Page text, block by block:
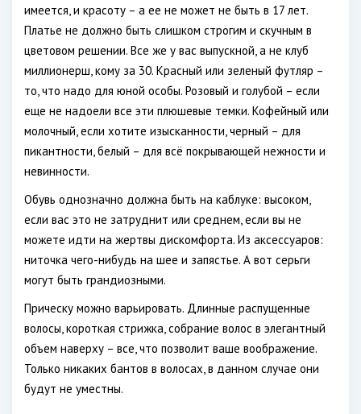
имеется, и красоту – а ее не может не быть в 17 лет.
Платье не должно быть слишком строгим и скучным в
цветовом решении. Все же у вас выпускной, а не клуб
миллионерш, кому за 30. Красный или зеленый футляр –
то, что надо для юной особы. Розовый и голубой – если
еще не надоели все эти плюшевые темки. Кофейный или
молочный, если хотите изысканности, черный – для
пикантности, белый – для всё покрывающей нежности и
невинности.
Обувь однозначно должна быть на каблуке: высоком,
если вас это не затруднит или среднем, если вы не
можете идти на жертвы дискомфорта. Из аксессуаров:
ниточка чего-нибудь на шее и запястье. А вот серьги
могут быть грандиозными.
Прическу можно варьировать. Длинные распущенные
волосы, короткая стрижка, собрание волос в элегантный
объем наверху – все, что позволит ваше воображение.
Только никаких бантов в волосах, в данном случае они
будут не уместны.